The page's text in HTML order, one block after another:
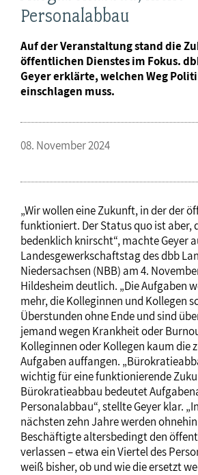
Personalabbau
Auf der Veranstaltung stand die
öffentlichen Dienstes im Fokus.
Geyer erklärte, welchen Weg
einschlagen muss.
08. November 2024
„Wir wollen eine Zukunft, in der der
funktioniert. Der Status quo ist aber,
bedenklich knirscht“, machte Geyer
Landesgewerkschaftstag des dbb
Niedersachsen (NBB) am 4.
Hildesheim deutlich. „Die Aufgaben
mehr, die Kolleginnen und Kollegen
Überstunden ohne Ende und sind
jemand wegen Krankheit oder
Kolleginnen oder Kollegen kaum die
Aufgaben auffangen.
wichtig für eine funktionierende
Bürokratieabbau bedeutet
Personalabbau“, stellte Geyer klar.
nächsten zehn Jahre werden
Beschäftigte altersbedingt den
verlassen – etwa ein Viertel des
weiß bisher, ob und wie die ersetzt